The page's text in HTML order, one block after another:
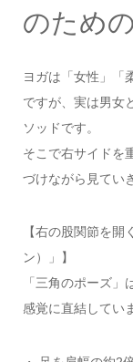
のため
ヨガは「女性」「
ですが、実は男女
ソッドです。
そこで右サイドを
づけながら見てい
【右の股関節を
ン）」】
「三角のポーズ
感覚に直結してい